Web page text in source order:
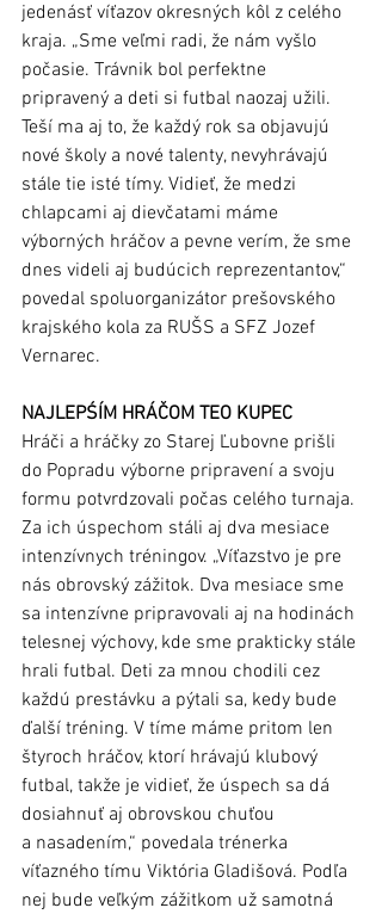
jedenásť víťazov okresných kôl z celého
kraja. „Sme veľmi radi, že nám vyšlo
počasie. Trávnik bol perfektne
pripravený a deti si futbal naozaj užili.
Teší ma aj to, že každý rok sa objavujú
nové školy a nové talenty, nevyhrávajú
stále tie isté tímy. Vidieť, že medzi
chlapcami aj dievčatami máme
výborných hráčov a pevne verím, že sme
dnes videli aj budúcich reprezentantov,“
povedal spoluorganizátor prešovského
krajského kola za RUŠS a SFZ Jozef
Vernarec.
NAJLEPŚÍM HRÁČOM TEO KUPEC
Hráči a hráčky zo Starej Ľubovne prišli
do Popradu výborne pripravení a svoju
formu potvrdzovali počas celého turnaja.
Za ich úspechom stáli aj dva mesiace
intenzívnych tréningov. „Víťazstvo je pre
nás obrovský zážitok. Dva mesiace sme
sa intenzívne pripravovali aj na hodinách
telesnej výchovy, kde sme prakticky stále
hrali futbal. Deti za mnou chodili cez
každú prestávku a pýtali sa, kedy bude
ďalší tréning. V tíme máme pritom len
štyroch hráčov, ktorí hrávajú klubový
futbal, takže je vidieť, že úspech sa dá
dosiahnuť aj obrovskou chuťou
a nasadením,“ povedala trénerka
víťazného tímu Viktória Gladišová. Podľa
nej bude veľkým zážitkom už samotná